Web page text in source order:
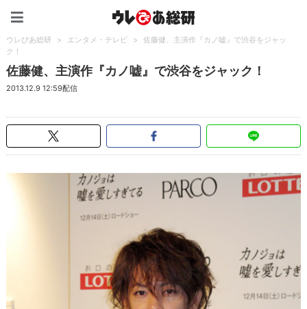
ウレぴあ総研 > エンタメ・テレビ >
佐藤健、主演作『カノ嘘』で渋谷をジャッ
ク！
佐藤健、主演作『カノ嘘』で渋谷をジャック！
2013.12.9 12:59配信